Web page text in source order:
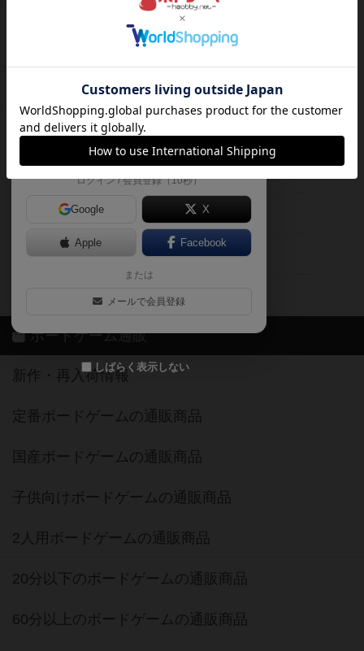
自分のデータを管理しませんか？
がボドゲーマを利用中！
気になるゲームのレビューを読む
お気に入り作品・所有リストの共
有
ログイン / 会員登録（10秒）
Google X
Apple Facebook
または
メールで会員登録
しばらく表示しない
ボードゲームを検索する
ボードゲームの新着レビュー
ボードゲーム会情報
メカニクス特集
ボドとも・会員一覧
ボードゲーム業界コラム
ボドゲーマご利用案内
ボードゲーム通販
新作・再入荷情報
定番ボードゲームの通販商品
国産ボードゲームの通販商品
子供向けボードゲームの通販商品
2人用ボードゲームの通販商品
20分以下のボードゲームの通販商品
60分以上のボードゲームの通販商品